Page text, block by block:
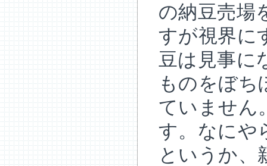
の納豆売場
すが視界に
豆は見事に
ものをぼち
ていません
す。なにや
というか、